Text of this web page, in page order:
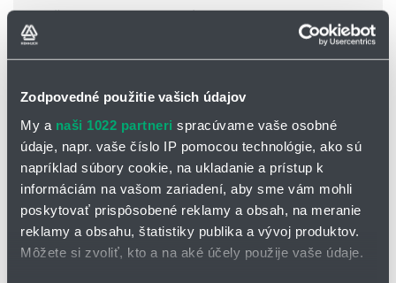
Zodpovedné použitie vašich údajov
My a naši 1022 partneri spracúvame vaše osobné
údaje, napr. vaše číslo IP pomocou technológie, ako sú
napríklad súbory cookie, na ukladanie a prístup k
informáciám na vašom zariadení, aby sme vám mohli
poskytovať prispôsobené reklamy a obsah, na meranie
reklamy a obsahu, štatistiky publika a vývoj produktov.
Môžete si zvoliť, kto a na aké účely použije vaše údaje.
Vložte jeden alebo viac súborov pomocou CTRL+shift
Základné informácie o Vás:
Meno a priezvisko
Adresa